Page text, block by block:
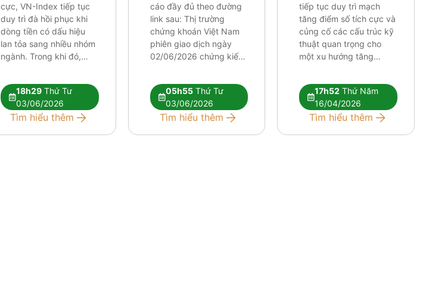
cực, VN-Index tiếp tục
duy trì đà hồi phục khi
dòng tiền có dấu hiệu
lan tỏa sang nhiều nhóm
ngành. Trong khi đó,
HOSE nhưng áp lực đã
phần nào được hấp thụ
bởi dòng tiền trong
18h29Thứ Tư
03/06/2026
Tìm hiểu thêm
cáo đầy đủ theo đường
link sau: Thị trường
chứng khoán Việt Nam
phiên giao dịch ngày
02/06/2026 chứng kiến
kỹ thuật tiêu cực đang
dần xuất hiện rõ nét hơn,
đòi hỏi nhà đầu tư phải
05h55Thứ Tư
03/06/2026
Tìm hiểu thêm
tiếp tục duy trì mạch
tăng điểm số tích cực và
củng cố các cấu trúc kỹ
thuật quan trọng cho
một xu hướng tăng
những cột mốc định hình
xu hướng khá lạc quan,
tâm lý thị trường nhìn
17h52 Thứ Năm
16/04/2026
Tìm hiểu thêm